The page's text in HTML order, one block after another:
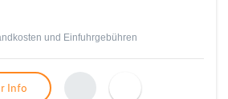
und Einfuhrgebühren
Info